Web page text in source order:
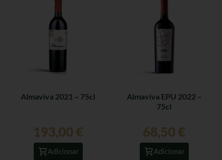
Almaviva 2021 – 75cl
193,00 €
Adicionar
Almaviva EPU 2022 –
75cl
68,50 €
Adicionar